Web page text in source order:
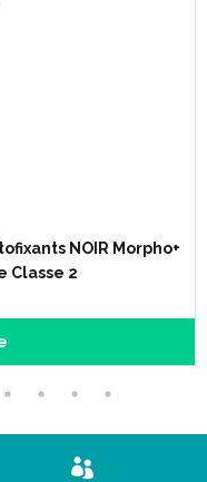
NOIR Morpho+
Classe 2